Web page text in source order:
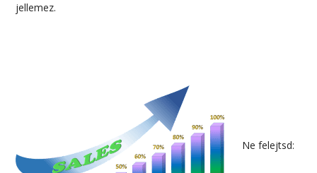
jellemez.
Ne felejtsd: